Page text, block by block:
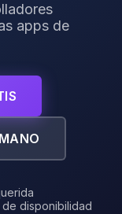
apps de
de disponibilidad